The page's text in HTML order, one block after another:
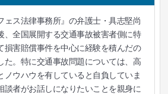
ェス法律事務所』の弁護士・具志堅尚
、全国展開する交通事故被害者側に特
損害賠償事件を中心に経験を積んだの
た。特に交通事故問題については、高
ノウハウを有していると自負していま
談者がお話しになりたいことを親身に